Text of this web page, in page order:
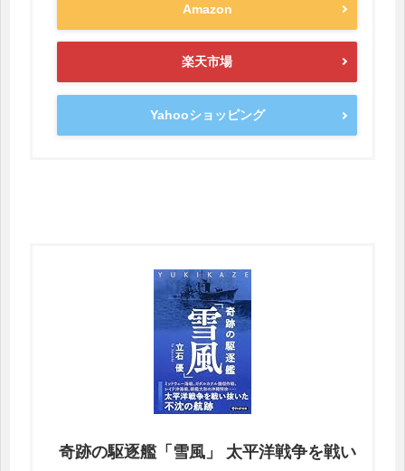
Amazon
楽天市場
Yahooショッピング
奇跡の駆逐艦「雪風」 太平洋戦争を戦い